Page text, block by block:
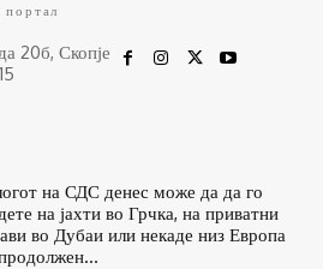
20б, Скопје
на СДС денес може да да го
на јахти во Грчка, на приватни
во Дубаи или некаде низ Европа